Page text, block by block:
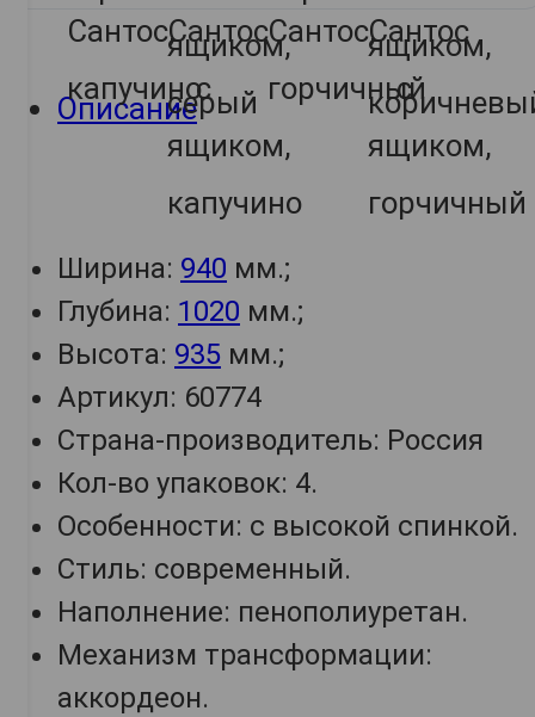
Описание
Ширина: 940 мм.;
Глубина: 1020 мм.;
Высота: 935 мм.;
Артикул: 60774
Страна-производитель: Россия
Кол-во упаковок: 4.
Особенности: с высокой спинкой.
Стиль: современный.
Наполнение: пенополиуретан.
Механизм трансформации:
аккордеон.